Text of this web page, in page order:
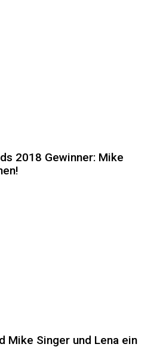
2018 Gewinner: Mike
Mike Singer und Lena ein